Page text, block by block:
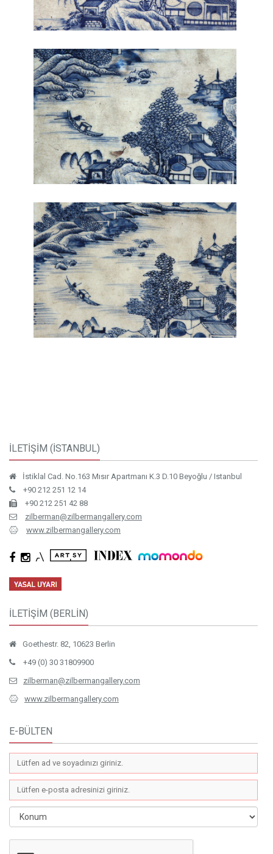
İLETİŞİM (İSTANBUL)
İstiklal Cad. No.163 Mısır Apartmanı K.3 D.10 Beyoğlu / Istanbul
+90 212 251 12 14
+90 212 251 42 88
zilberman@zilbermangallery.com
www.zilbermangallery.com
İLETİŞİM (BERLİN)
Goethestr. 82, 10623 Berlin
+49 (0) 30 31809900
zilberman@zilbermangallery.com
www.zilbermangallery.com
E-BÜLTEN